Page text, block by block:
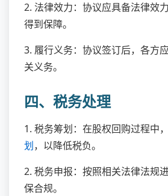
2. 法律效力：协议应具备法律效
得到保障。
3. 履行义务：协议签订后，各方
关义务。
四、税务处理
1. 税务筹划：在股权回购过程中
划，以降低税负。
2. 税务申报：按照相关法律法规
保合规。